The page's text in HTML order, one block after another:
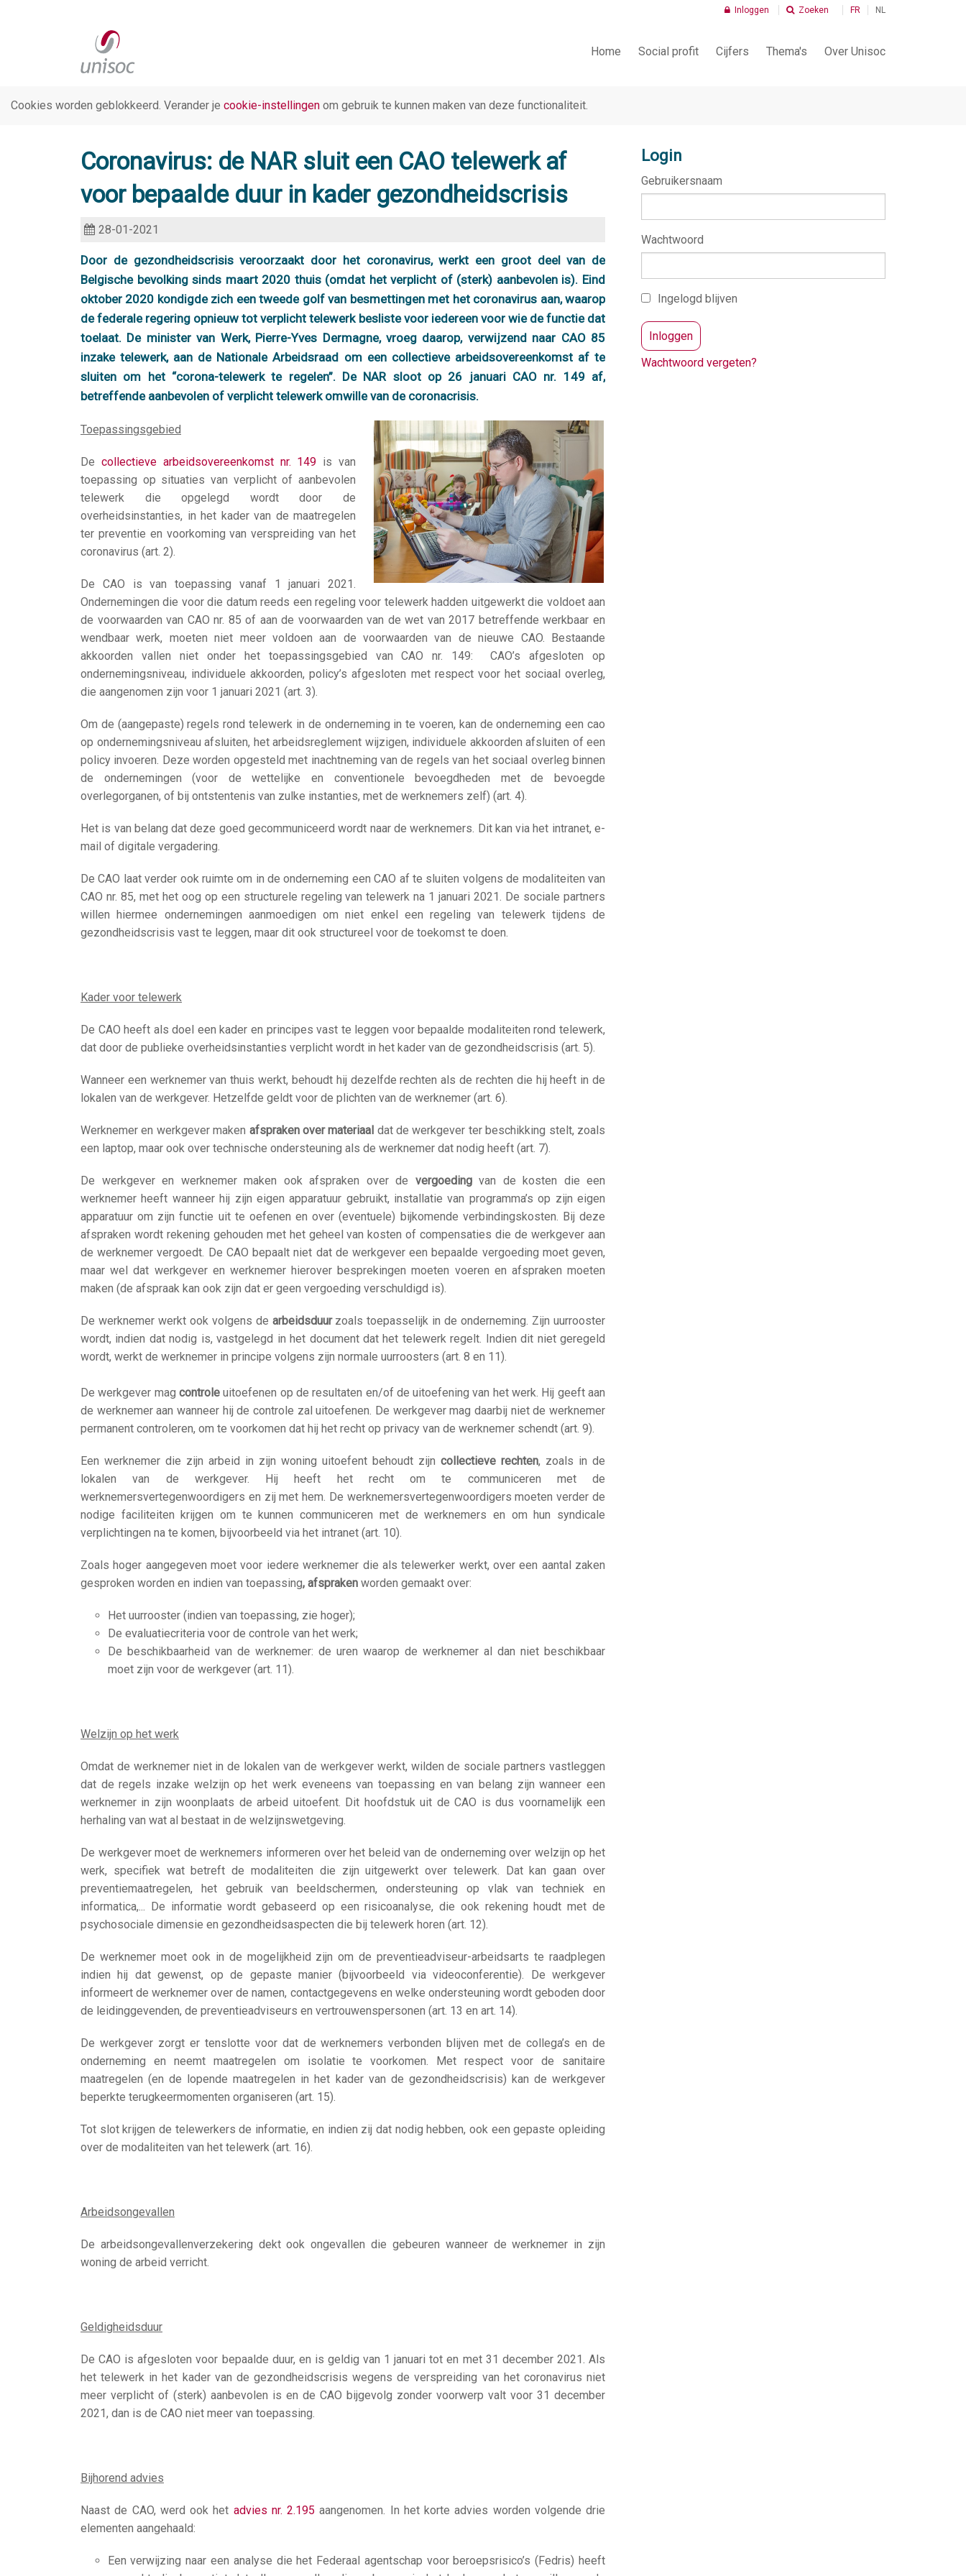
Inloggen Zoeken FR NL
Home Social profit Cijfers
Economische indicatoren
Thema's Over Unisoc
Cookies worden geblokkeerd. Verander je cookie-instellingen om gebruik te kunnen maken van deze functionaliteit.
Coronavirus: de NAR sluit een CAO telewerk af
voor bepaalde duur in kader gezondheidscrisis
28-01-2021
Door de gezondheidscrisis veroorzaakt door het coronavirus, werkt een groot deel van de
Belgische bevolking sinds maart 2020 thuis (omdat het verplicht of (sterk) aanbevolen is). Eind
oktober 2020 kondigde zich een tweede golf van besmettingen met het coronavirus aan, waarop
de federale regering opnieuw tot verplicht telewerk besliste voor iedereen voor wie de functie dat
toelaat. De minister van Werk, Pierre-Yves Dermagne, vroeg daarop, verwijzend naar CAO 85
inzake telewerk, aan de Nationale Arbeidsraad om een collectieve arbeidsovereenkomst af te
sluiten om het “corona-telewerk te regelen”. De NAR sloot op 26 januari CAO nr. 149 af,
betreffende aanbevolen of verplicht telewerk omwille van de coronacrisis.
Toepassingsgebied
De collectieve arbeidsovereenkomst nr. 149 is van
toepassing op situaties van verplicht of aanbevolen
telewerk die opgelegd wordt door de
overheidsinstanties, in het kader van de maatregelen
ter preventie en voorkoming van verspreiding van het
coronavirus (art. 2).
De CAO is van toepassing vanaf 1 januari 2021.
Ondernemingen die voor die datum reeds een regeling voor telewerk hadden uitgewerkt die voldoet aan
de voorwaarden van CAO nr. 85 of aan de voorwaarden van de wet van 2017 betreffende werkbaar en
wendbaar werk, moeten niet meer voldoen aan de voorwaarden van de nieuwe CAO. Bestaande
akkoorden vallen niet onder het toepassingsgebied van CAO nr. 149: CAO’s afgesloten op
ondernemingsniveau, individuele akkoorden, policy’s afgesloten met respect voor het sociaal overleg,
die aangenomen zijn voor 1 januari 2021 (art. 3).
Om de (aangepaste) regels rond telewerk in de onderneming in te voeren, kan de onderneming een cao
op ondernemingsniveau afsluiten, het arbeidsreglement wijzigen, individuele akkoorden afsluiten of een
policy invoeren. Deze worden opgesteld met inachtneming van de regels van het sociaal overleg binnen
de ondernemingen (voor de wettelijke en conventionele bevoegdheden met de bevoegde
overlegorganen, of bij ontstentenis van zulke instanties, met de werknemers zelf) (art. 4).
Het is van belang dat deze goed gecommuniceerd wordt naar de werknemers. Dit kan via het intranet, e-
mail of digitale vergadering.
De CAO laat verder ook ruimte om in de onderneming een CAO af te sluiten volgens de modaliteiten van
CAO nr. 85, met het oog op een structurele regeling van telewerk na 1 januari 2021. De sociale partners
willen hiermee ondernemingen aanmoedigen om niet enkel een regeling van telewerk tijdens de
gezondheidscrisis vast te leggen, maar dit ook structureel voor de toekomst te doen.
Kader voor telewerk
De CAO heeft als doel een kader en principes vast te leggen voor bepaalde modaliteiten rond telewerk,
dat door de publieke overheidsinstanties verplicht wordt in het kader van de gezondheidscrisis (art. 5).
Wanneer een werknemer van thuis werkt, behoudt hij dezelfde rechten als de rechten die hij heeft in de
lokalen van de werkgever. Hetzelfde geldt voor de plichten van de werknemer (art. 6).
Werknemer en werkgever maken afspraken over materiaal dat de werkgever ter beschikking stelt, zoals
een laptop, maar ook over technische ondersteuning als de werknemer dat nodig heeft (art. 7).
De werkgever en werknemer maken ook afspraken over de vergoeding van de kosten die een
werknemer heeft wanneer hij zijn eigen apparatuur gebruikt, installatie van programma’s op zijn eigen
apparatuur om zijn functie uit te oefenen en over (eventuele) bijkomende verbindingskosten. Bij deze
afspraken wordt rekening gehouden met het geheel van kosten of compensaties die de werkgever aan
de werknemer vergoedt. De CAO bepaalt niet dat de werkgever een bepaalde vergoeding moet geven,
maar wel dat werkgever en werknemer hierover besprekingen moeten voeren en afspraken moeten
maken (de afspraak kan ook zijn dat er geen vergoeding verschuldigd is).
De werknemer werkt ook volgens de arbeidsduurzoals toepasselijk in de onderneming. Zijn uurrooster
wordt, indien dat nodig is, vastgelegd in het document dat het telewerk regelt. Indien dit niet geregeld
wordt, werkt de werknemer in principe volgens zijn normale uurroosters (art. 8 en 11).
De werkgever mag controleuitoefenen op de resultaten en/of de uitoefening van het werk. Hij geeft aan
de werknemer aan wanneer hij de controle zal uitoefenen. De werkgever mag daarbij niet de werknemer
permanent controleren, om te voorkomen dat hij het recht op privacy van de werknemer schendt (art. 9).
Een werknemer die zijn arbeid in zijn woning uitoefent behoudt zijn collectieve rechten, zoals in de
lokalen van de werkgever. Hij heeft het recht om te communiceren met de
werknemersvertegenwoordigers en zij met hem. De werknemersvertegenwoordigers moeten verder de
nodige faciliteiten krijgen om te kunnen communiceren met de werknemers en om hun syndicale
verplichtingen na te komen, bijvoorbeeld via het intranet (art. 10).
Zoals hoger aangegeven moet voor iedere werknemer die als telewerker werkt, over een aantal zaken
gesproken worden en indien van toepassing, afspraken worden gemaakt over:
Het uurrooster (indien van toepassing, zie hoger);
De evaluatiecriteria voor de controle van het werk;
De beschikbaarheid van de werknemer: de uren waarop de werknemer al dan niet beschikbaar
moet zijn voor de werkgever (art. 11).
Welzijn op het werk
Omdat de werknemer niet in de lokalen van de werkgever werkt, wilden de sociale partners vastleggen
dat de regels inzake welzijn op het werk eveneens van toepassing en van belang zijn wanneer een
werknemer in zijn woonplaats de arbeid uitoefent. Dit hoofdstuk uit de CAO is dus voornamelijk een
herhaling van wat al bestaat in de welzijnswetgeving.
De werkgever moet de werknemers informeren over het beleid van de onderneming over welzijn op het
werk, specifiek wat betreft de modaliteiten die zijn uitgewerkt over telewerk. Dat kan gaan over
preventiemaatregelen, het gebruik van beeldschermen, ondersteuning op vlak van techniek en
informatica,... De informatie wordt gebaseerd op een risicoanalyse, die ook rekening houdt met de
psychosociale dimensie en gezondheidsaspecten die bij telewerk horen (art. 12).
De werknemer moet ook in de mogelijkheid zijn om de preventieadviseur-arbeidsarts te raadplegen
indien hij dat gewenst, op de gepaste manier (bijvoorbeeld via videoconferentie). De werkgever
informeert de werknemer over de namen, contactgegevens en welke ondersteuning wordt geboden door
de leidinggevenden, de preventieadviseurs en vertrouwenspersonen (art. 13 en art. 14).
De werkgever zorgt er tenslotte voor dat de werknemers verbonden blijven met de collega’s en de
onderneming en neemt maatregelen om isolatie te voorkomen. Met respect voor de sanitaire
maatregelen (en de lopende maatregelen in het kader van de gezondheidscrisis) kan de werkgever
beperkte terugkeermomenten organiseren (art. 15).
Tot slot krijgen de telewerkers de informatie, en indien zij dat nodig hebben, ook een gepaste opleiding
over de modaliteiten van het telewerk (art. 16).
Arbeidsongevallen
De arbeidsongevallenverzekering dekt ook ongevallen die gebeuren wanneer de werknemer in zijn
woning de arbeid verricht.
Geldigheidsduur
De CAO is afgesloten voor bepaalde duur, en is geldig van 1 januari tot en met 31 december 2021. Als
het telewerk in het kader van de gezondheidscrisis wegens de verspreiding van het coronavirus niet
meer verplicht of (sterk) aanbevolen is en de CAO bijgevolg zonder voorwerp valt voor 31 december
2021, dan is de CAO niet meer van toepassing.
Bijhorend advies
Naast de CAO, werd ook het advies nr. 2.195 aangenomen. In het korte advies worden volgende drie
elementen aangehaald:
Een verwijzing naar een analyse die het Federaal agentschap voor beroepsrisico’s (Fedris) heeft
Login
Gebruikersnaam
Wachtwoord
Ingelogd blijven
Wachtwoord vergeten?